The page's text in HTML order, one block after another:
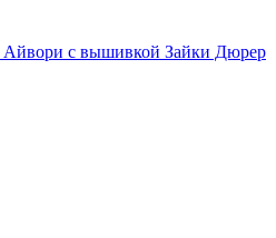
Айвори с вышивкой Зайки Дюрер